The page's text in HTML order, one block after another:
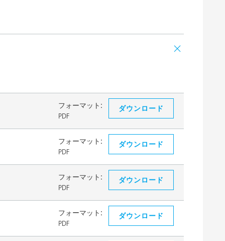
フォーマット:
PDF
ダウンロード
フォーマット:
PDF
ダウンロード
フォーマット:
PDF
ダウンロード
フォーマット:
PDF
ダウンロード